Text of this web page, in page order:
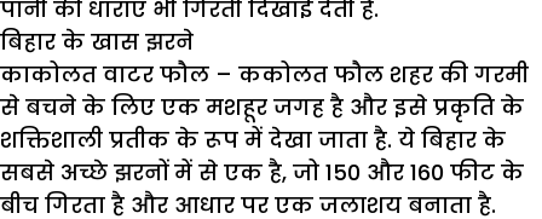
पानी की धाराएं भी गिरती दिखाई देती हैं.
बिहार के खास झरने
काकोलत वाटर फौल – ककोलत फौल शहर की गरमी
से बचने के लिए एक मशहूर जगह है और इसे प्रकृति के
शक्तिशाली प्रतीक के रूप में देखा जाता है. ये बिहार के
सबसे अच्छे झरनों में से एक है, जो 150 और 160 फीट के
बीच गिरता है और आधार पर एक जलाशय बनाता है.